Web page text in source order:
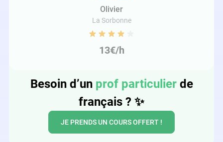
Olivier
La Sorbonne
13€/h
Besoin d’un prof particulierde
français ? ✨
JE PRENDS UN COURS OFFERT !